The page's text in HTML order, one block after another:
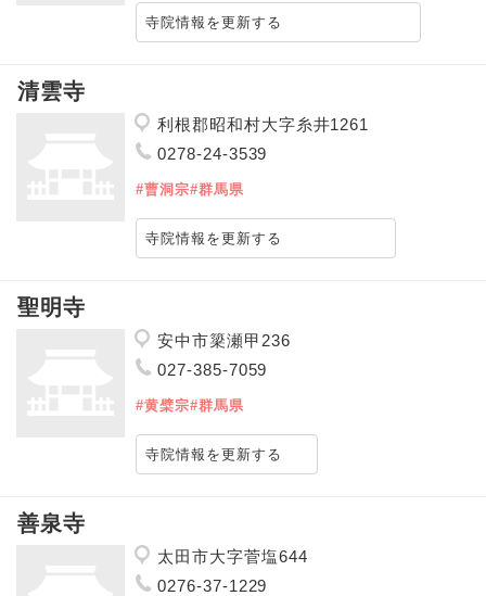
寺院情報を更新する
清雲寺
利根郡昭和村大字糸井1261
0278-24-3539
#曹洞宗#群馬県
寺院情報を更新する
聖明寺
安中市簗瀬甲236
027-385-7059
#黄檗宗#群馬県
寺院情報を更新する
善泉寺
太田市大字菅塩644
0276-37-1229